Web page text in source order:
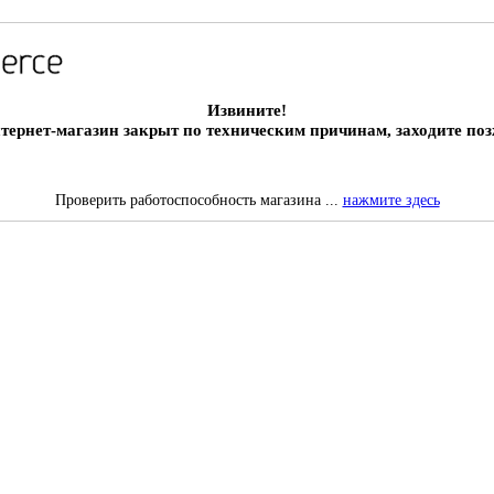
Извините!
магазин закрыт по техническим причинам, заходите
Проверить работоспособность магазина ... нажмите здесь